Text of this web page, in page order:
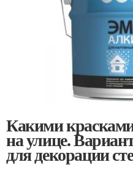
Какими красками
на улице.
для декорации